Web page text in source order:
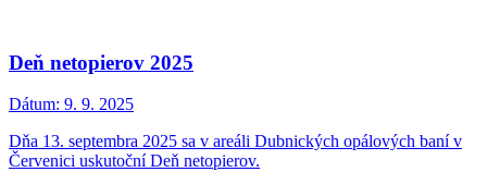
Deň netopierov 2025
Dátum: 9. 9. 2025
Dňa 13. septembra 2025 sa v areáli Dubnických opálových baní v
Červenici uskutoční Deň netopierov.